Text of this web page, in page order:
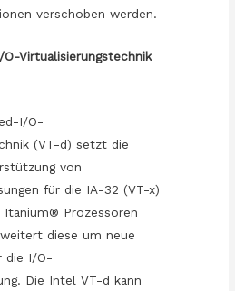
verschoben werden.
Virtualisierungstechnik
I/O-
(VT-d) setzt die
von
für die IA-32 (VT-x)
Prozessoren
diese um neue
die I/O-
Die Intel VT-d kann